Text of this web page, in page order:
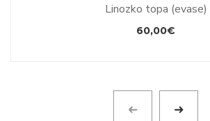
Linozko topa (evase)
60,00€